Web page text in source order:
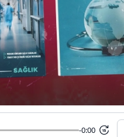
-0:00 15